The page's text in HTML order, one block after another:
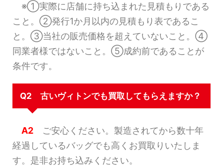
※①実際に店舗に持ち込まれた見積もりである
こと。②発行1か月以内の見積もり表であるこ
と。③当社の販売価格を超えていないこと。④
同業者様ではないこと。⑤成約前であることが
条件です。
Q2 古いヴィトンでも買取してもらえますか？
A2 ご安心ください。製造されてから数十年
経過しているバッグでも高くお買取りいたしま
す。是非お持ち込みください。